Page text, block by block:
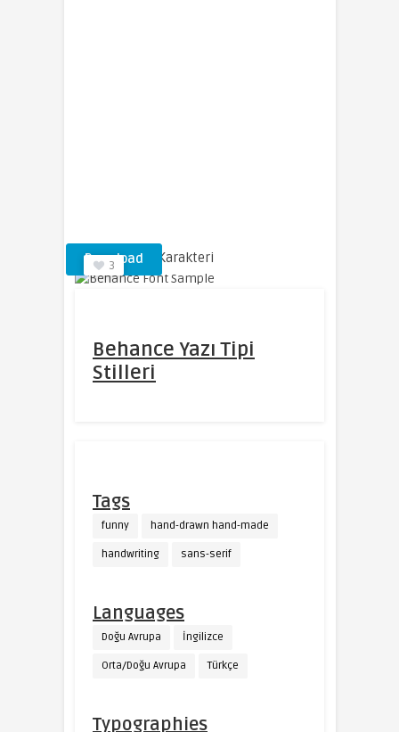
Download
3
Behance Yazı Karakteri
Behance Yazı Tipi
Stilleri
Tags
funny hand-drawn hand-made
handwriting sans-serif
Languages
Doğu Avrupa İngilizce
Orta/Doğu Avrupa Türkçe
Typographies